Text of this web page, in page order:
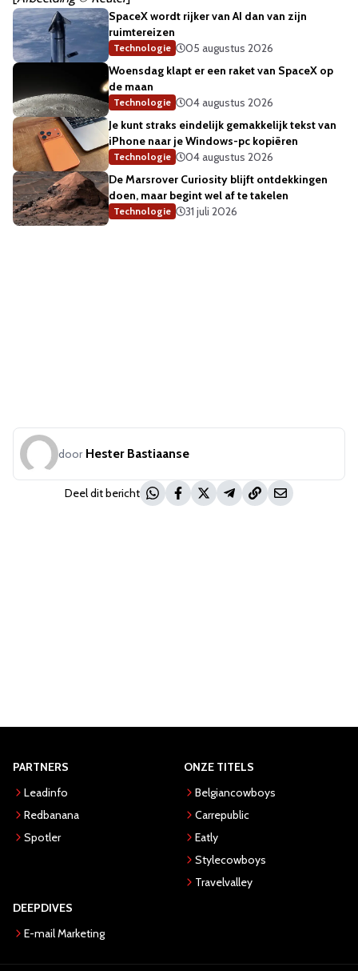
SpaceX wordt rijker van AI dan van zijn
ruimtereizen
Technologie
05 augustus 2026
Woensdag klapt er een raket van SpaceX op
de maan
Technologie
04 augustus 2026
Je kunt straks eindelijk gemakkelijk tekst van
iPhone naar je Windows-pc kopiëren
Technologie
04 augustus 2026
De Marsrover Curiosity blijft ontdekkingen
doen, maar begint wel af te takelen
Technologie 31 juli 2026
door Hester Bastiaanse
Deel dit bericht
PARTNERS
Leadinfo
Redbanana
Spotler
ONZE TITELS
Belgiancowboys
Carrepublic
Eatly
Stylecowboys
Travelvalley
DEEPDIVES
E-mail Marketing